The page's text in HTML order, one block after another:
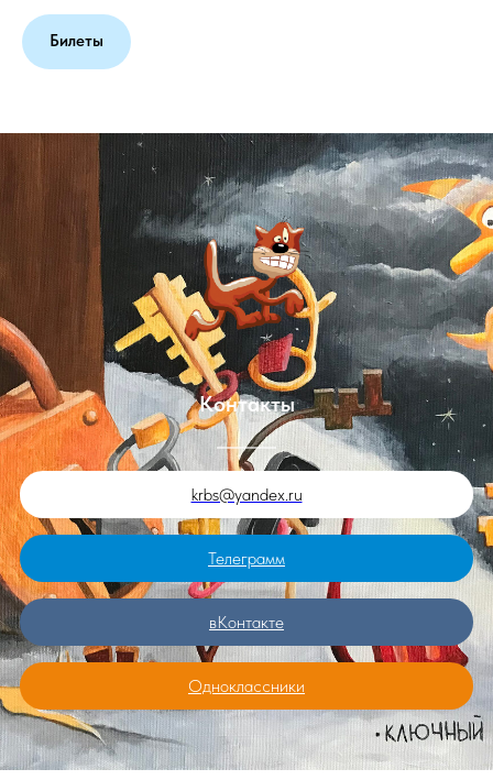
Билеты
Контакты
krbs@yandex.ru
Телеграмм
вКонтакте
Одноклассники